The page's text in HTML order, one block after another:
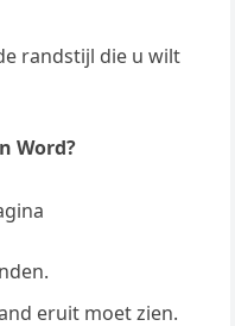
randstijl die u wilt
Word?
eruit moet zien.